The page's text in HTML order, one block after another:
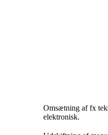
Omsætning af fx
elektronisk.